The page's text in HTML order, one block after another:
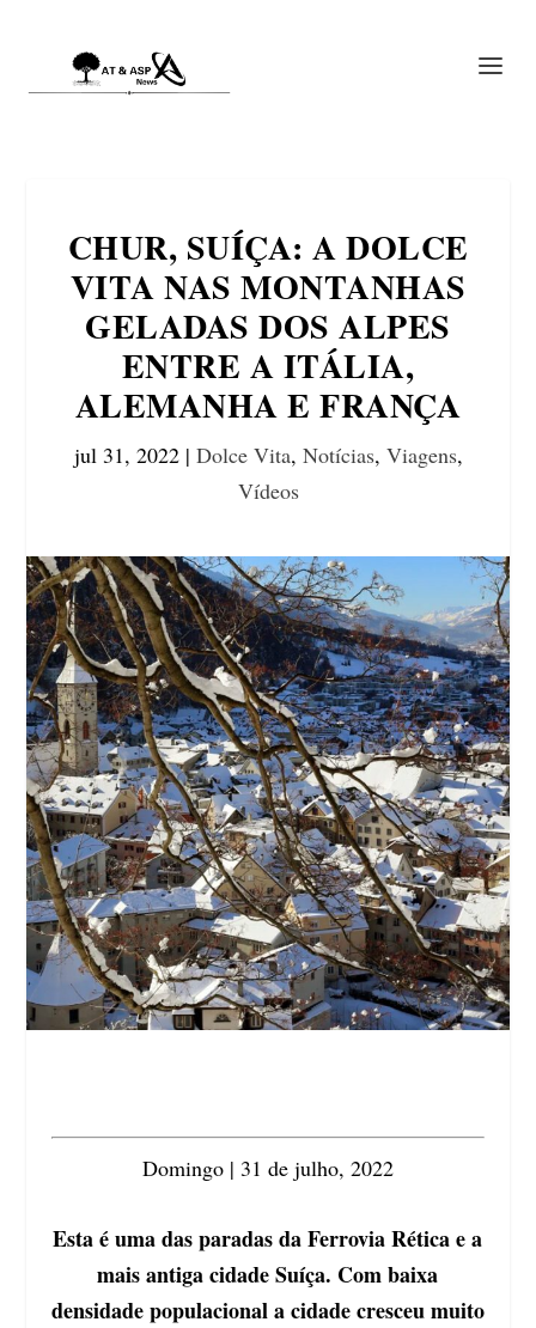
CHUR, SUÍÇA: A DOLCE
VITA NAS MONTANHAS
GELADAS DOS ALPES
ENTRE A ITÁLIA,
ALEMANHA E FRANÇA
jul 31, 2022| Dolce Vita, Notícias, Viagens,
Vídeos
Domingo | 31 de julho, 2022
Esta é uma das paradas da Ferrovia Rética e a
mais antiga cidade Suíça. Com baixa
densidade populacional a cidade cresceu muito